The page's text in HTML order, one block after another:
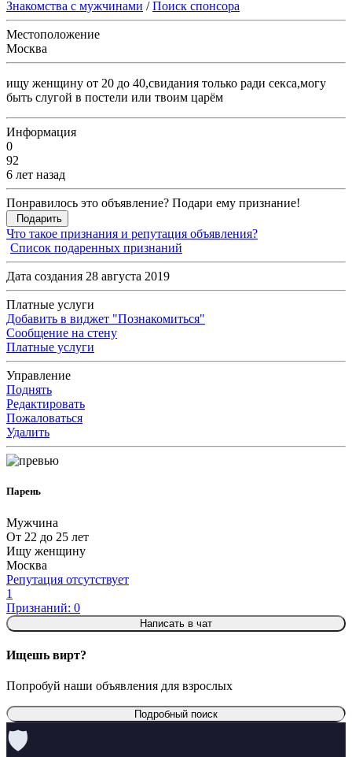
Знакомства с мужчинами /Поиск спонсора
Местоположение
Москва
ищу женщину от 20 до 40,свидания только ради секса,могу
быть слугой в постели или твоим царём
Информация
0
92
6 лет назад
Понравилось это объявление? Подари ему признание!
Подарить
Что такое признания и репутация объявления?
Список подаренных признаний
Дата создания 28 августа 2019
Платные услуги
Добавить в виджет "Познакомиться"
Сообщение на стену
Платные услуги
Управление
Поднять
Редактировать
Пожаловаться
Удалить
Парень
Мужчина
От 22 до 25 лет
Ищу женщину
Москва
Репутация отсутствует
1
Признаний: 0
Написать в чат
Ищешь вирт?
Попробуй наши объявления для взрослых
Подробный поиск
🛡